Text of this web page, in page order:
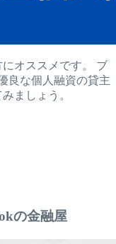
オススメです。 ブ
良な個人融資の貸主
ましょう。
の金融屋